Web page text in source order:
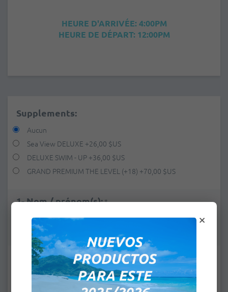
HEURE D'ARRIVÉE: 4:00PM
HEURE DE DÉPART: 12:00PM
Supplements:
Aucun
Sea View DELUXE +26,00 $US
DELUXE SWIM - UP +36,00 $US
GRAND PREMIUM THE LEVEL (+18) +70,00 $US
1- Nom / prénom(s):*
2- Nom / prénom(s):*
×